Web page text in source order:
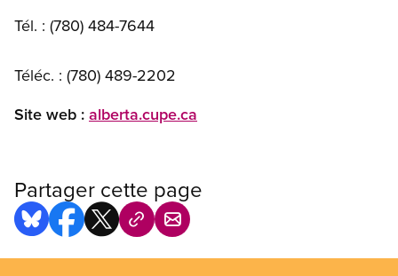
Tél. : (780) 484-7644
Téléc. : (780) 489-2202
Site web : alberta.cupe.ca
Partager cette page